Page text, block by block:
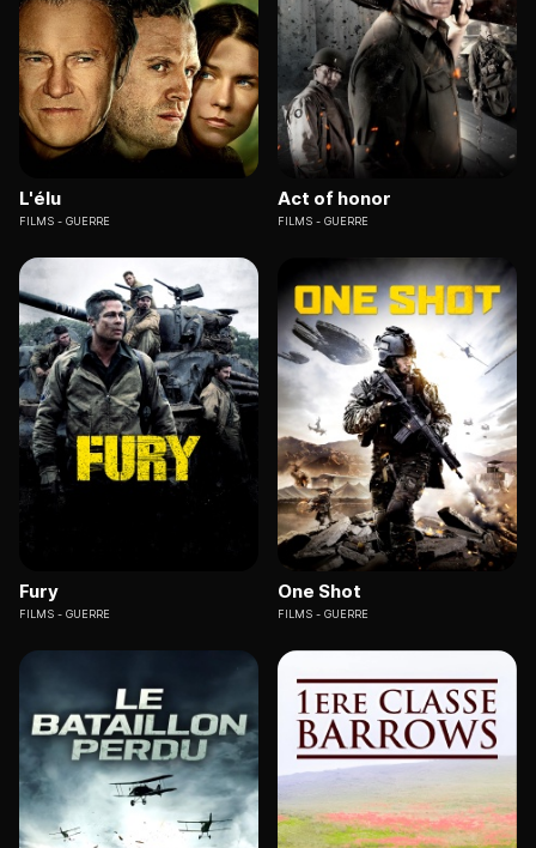
L'élu
FILMS GUERRE
Act of honor
FILMS GUERRE
Fury
FILMS GUERRE
One Shot
FILMS GUERRE